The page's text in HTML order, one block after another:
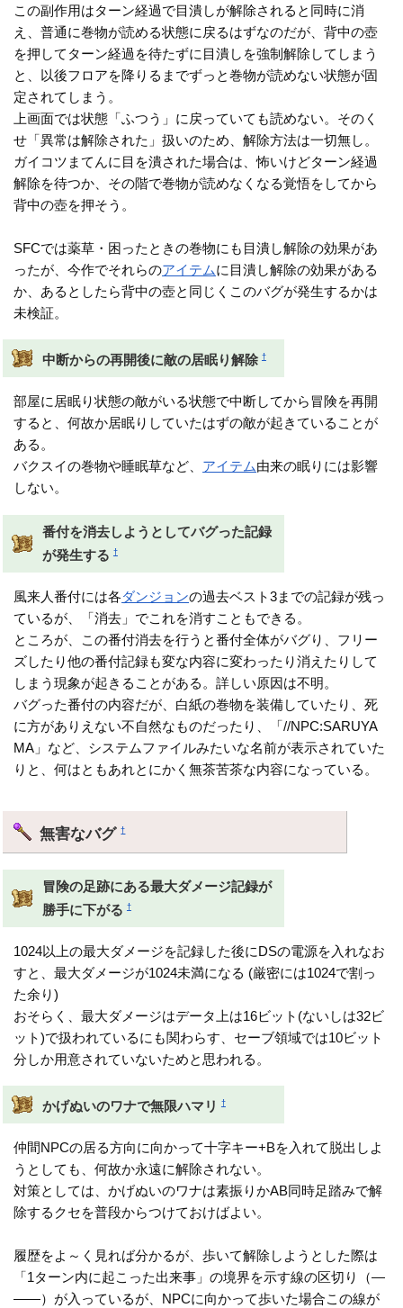
この副作用はターン経過で目潰しが解除されると同時に消
え、普通に巻物が読める状態に戻るはずなのだが、背中の壺
を押してターン経過を待たずに目潰しを強制解除してしまう
と、以後フロアを降りるまでずっと巻物が読めない状態が固
定されてしまう。
上画面では状態「ふつう」に戻っていても読めない。そのく
せ「異常は解除された」扱いのため、解除方法は一切無し。
ガイコツまてんに目を潰された場合は、怖いけどターン経過
解除を待つか、その階で巻物が読めなくなる覚悟をしてから
背中の壺を押そう。
SFCでは薬草・困ったときの巻物にも目潰し解除の効果があ
ったが、今作でそれらのアイテムに目潰し解除の効果がある
か、あるとしたら背中の壺と同じくこのバグが発生するかは
未検証。
中断からの再開後に敵の居眠り解除 †
部屋に居眠り状態の敵がいる状態で中断してから冒険を再開
すると、何故か居眠りしていたはずの敵が起きていることが
ある。
バクスイの巻物や睡眠草など、 アイテム由来の眠りには影響
しない。
番付を消去しようとしてバグった記録
が発生する †
風来人番付には各ダンジョンの過去ベスト3までの記録が残っ
ているが、「消去」でこれを消すこともできる。
ところが、この番付消去を行うと番付全体がバグり、フリー
ズしたり他の番付記録も変な内容に変わったり消えたりして
しまう現象が起きることがある。詳しい原因は不明。
バグった番付の内容だが、白紙の巻物を装備していたり、死
に方がありえない不自然なものだったり、「//NPC:SARUYA
MA」など、システムファイルみたいな名前が表示されていた
りと、何はともあれとにかく無茶苦茶な内容になっている。
無害なバグ†
冒険の足跡にある最大ダメージ記録が
勝手に下がる †
1024以上の最大ダメージを記録した後にDSの電源を入れなお
すと、最大ダメージが1024未満になる (厳密には1024で割っ
た余り)
おそらく、最大ダメージはデータ上は16ビット(ないしは32ビ
ット)で扱われているにも関わらす、セーブ領域では10ビット
分しか用意されていないためと思われる。
かげぬいのワナで無限ハマリ †
仲間NPCの居る方向に向かって十字キー+Bを入れて脱出しよ
うとしても、何故か永遠に解除されない。
対策としては、かげぬいのワナは素振りかAB同時足踏みで解
除するクセを普段からつけておけばよい。
履歴をよ～く見れば分かるが、歩いて解除しようとした際は
「1ターン内に起こった出来事」の境界を示す線の区切り（―
――）が入っているが、NPCに向かって歩いた場合この線が